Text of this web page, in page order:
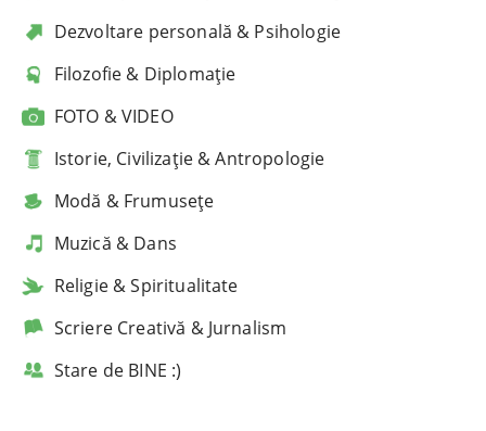
Dezvoltare personală & Psihologie
Filozofie & Diplomație
FOTO & VIDEO
Istorie, Civilizație & Antropologie
Modă & Frumusețe
Muzică & Dans
Religie & Spiritualitate
Scriere Creativă & Jurnalism
Stare de BINE :)